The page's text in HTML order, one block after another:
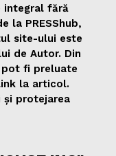
integral fără
la PRESShub,
site-ului este
de Autor. Din
pot fi preluate
la articol.
și protejarea